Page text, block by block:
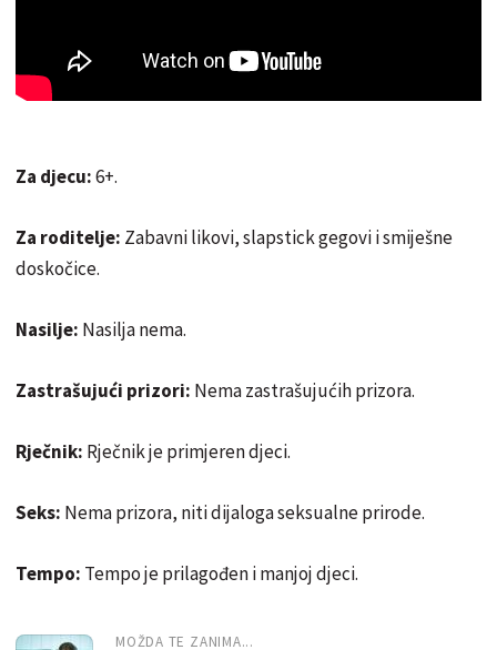
Za djecu:6+.
Za roditelje: Zabavni likovi, slapstick gegovi i smiješne
doskočice.
Nasilje: Nasilja nema.
Zastrašujući prizori: Nema zastrašujućih prizora.
Rječnik: Rječnik je primjeren djeci.
Seks: Nema prizora, niti dijaloga seksualne prirode.
Tempo: Tempo je prilagođen i manjoj djeci.
MOŽDA TE ZANIMA...